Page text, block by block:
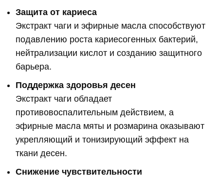
Защита от кариеса
Экстракт чаги и эфирные масла способствуют
подавлению роста кариесогенных бактерий,
нейтрализации кислот и созданию защитного
барьера.
Поддержка здоровья десен
Экстракт чаги обладает
противовоспалительным действием, а
эфирные масла мяты и розмарина оказывают
укрепляющий и тонизирующий эффект на
ткани десен.
Снижение чувствительности